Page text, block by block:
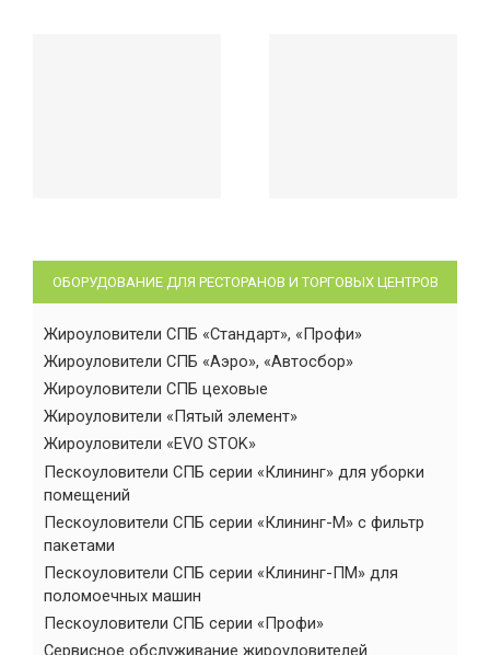
ОБОРУДОВАНИЕ ДЛЯ РЕСТОРАНОВ И ТОРГОВЫХ ЦЕНТРОВ
Жироуловители СПБ «Стандарт», «Профи»
Жироуловители СПБ «Аэро», «Автосбор»
Жироуловители СПБ цеховые
Жироуловители «Пятый элемент»
Жироуловители «EVO STOK»
Пескоуловители СПБ серии «Клининг» для уборки
помещений
Пескоуловители СПБ серии «Клининг-М» с фильтр
пакетами
Пескоуловители СПБ серии «Клининг-ПМ» для
поломоечных машин
Пескоуловители СПБ серии «Профи»
Сервисное обслуживание жироуловителей